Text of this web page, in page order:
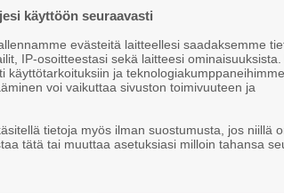
käyttöön seuraavasti
evästeitä laitteellesi saadaksemme
IP-osoitteestasi sekä laitteesi
käyttötarkoituksiin ja teknologiakumppaneihimme
voi vaikuttaa sivuston toimivuuteen ja
tietoja myös ilman suostumusta, jos niillä
tätä tai muuttaa asetuksiasi milloin tahansa